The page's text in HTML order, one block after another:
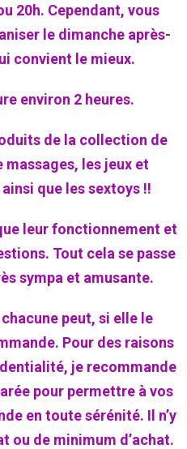
20h. Cependant, vous
le dimanche après-
convient le mieux.
environ 2 heures.
de la collection de
les jeux et
que les sextoys !!
leur fonctionnement et
Tout cela se passe
sympa et amusante.
peut, si elle le
Pour des raisons
je recommande
pour permettre à vos
en toute sérénité. Il n’y
ou de minimum d’achat.